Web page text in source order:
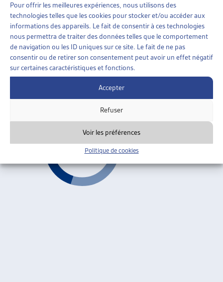
Pour offrir les meilleures expériences, nous utilisons des
technologies telles que les cookies pour stocker et/ou accéder aux
informations des appareils. Le fait de consentir à ces technologies
nous permettra de traiter des données telles que le comportement
de navigation ou les ID uniques sur ce site. Le fait de ne pas
consentir ou de retirer son consentement peut avoir un effet négatif
sur certaines caractéristiques et fonctions.
Accepter
Refuser
Voir les préférences
Politique de cookies
ENJEUX SOCIAUX»ENDETTEMENT ET
SURENDETTEMENT» FAITS ET CHIFFRES
ENDETTEMENT DES MÉNAGES PRIVÉS ET
RAPPORT À L’ARGENT
OFS, données à jour
Faits et chiffres